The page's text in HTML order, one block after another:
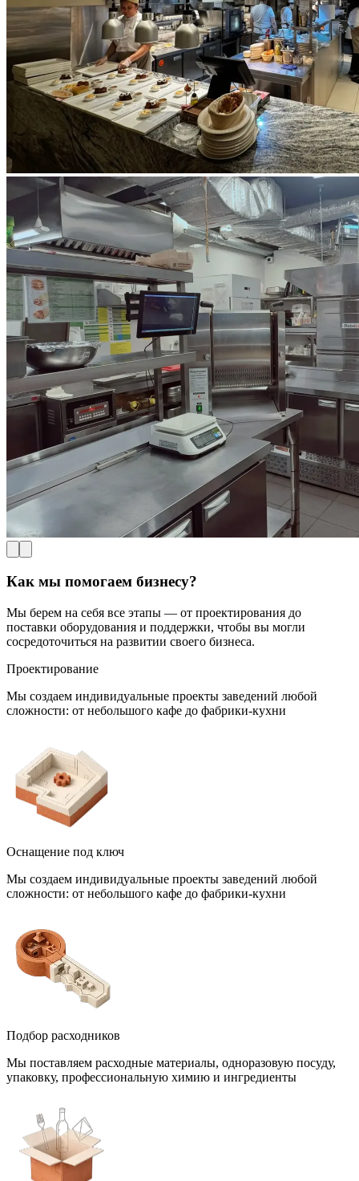
Как мы помогаем бизнесу?
Мы берем на себя все этапы — от проектирования до
поставки оборудования и поддержки, чтобы вы могли
сосредоточиться на развитии своего бизнеса.
Проектирование
Мы создаем индивидуальные проекты заведений любой
сложности: от небольшого кафе до фабрики-кухни
Оснащение под ключ
Мы создаем индивидуальные проекты заведений любой
сложности: от небольшого кафе до фабрики-кухни
Подбор расходников
Мы поставляем расходные материалы, одноразовую посуду,
упаковку, профессиональную химию и ингредиенты